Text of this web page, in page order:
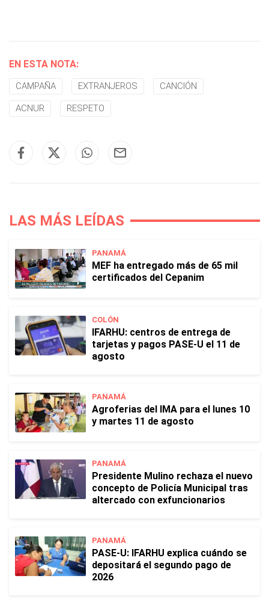
EN ESTA NOTA:
CAMPAÑA EXTRANJEROS CANCIÓN
ACNUR RESPETO
LAS MÁS LEÍDAS
PANAMÁ
MEF ha entregado más de 65 mil
certificados del Cepanim
COLÓN
IFARHU: centros de entrega de
tarjetas y pagos PASE-U el 11 de
agosto
PANAMÁ
Agroferias del IMA para el lunes 10
y martes 11 de agosto
PANAMÁ
Presidente Mulino rechaza el nuevo
concepto de Policía Municipal tras
altercado con exfuncionarios
PANAMÁ
PASE-U: IFARHU explica cuándo se
depositará el segundo pago de
2026